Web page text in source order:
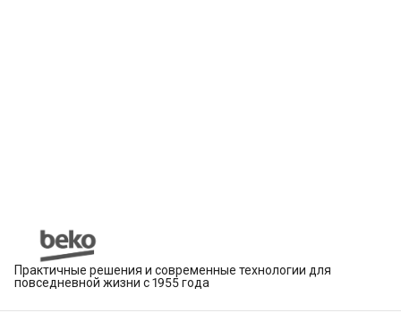
Практичные решения и современные технологии для
повседневной жизни с 1955 года